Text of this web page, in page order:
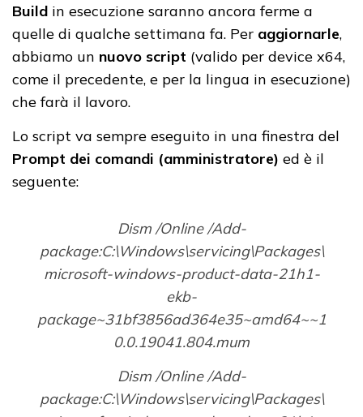
Build in esecuzione saranno ancora ferme a
quelle di qualche settimana fa. Per aggiornarle,
abbiamo un nuovo script (valido per device x64,
come il precedente, e per la lingua in esecuzione)
che farà il lavoro.
Lo script va sempre eseguito in una finestra del
Prompt dei comandi (amministratore) ed è il
seguente:
Dism /Online /Add-
package:C:\Windows\servicing\Packages\
microsoft-windows-product-data-21h1-
ekb-
package~31bf3856ad364e35~amd64~~1
0.0.19041.804.mum
Dism /Online /Add-
package:C:\Windows\servicing\Packages\